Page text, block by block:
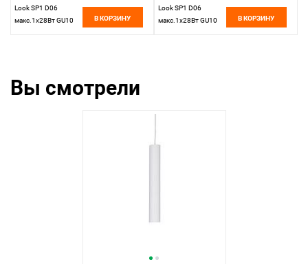
Look SP1 D06
макс.1x28Вт GU10
В КОРЗИНУ
Look SP1 D06
макс.1x28Вт GU10
В КОРЗИНУ
Вы смотрели